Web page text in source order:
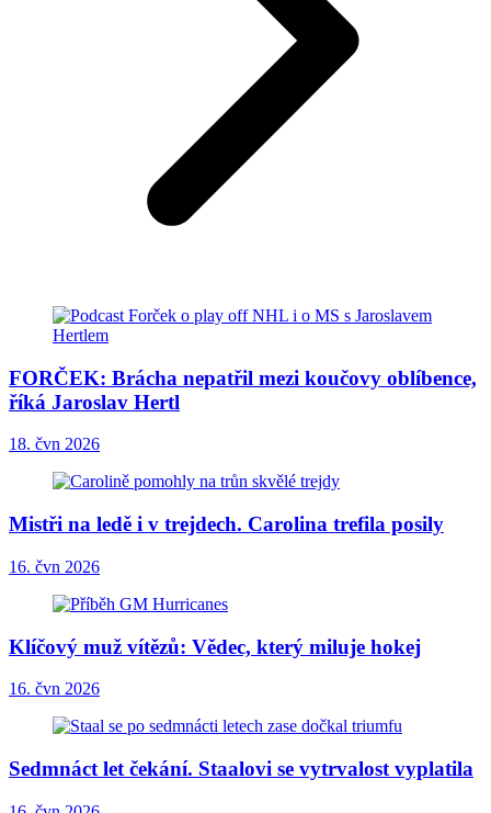
FORČEK: Brácha nepatřil mezi koučovy oblíbence,
říká Jaroslav Hertl
18. čvn 2026
Mistři na ledě i v trejdech. Carolina trefila posily
16. čvn 2026
Klíčový muž vítězů: Vědec, který miluje hokej
16. čvn 2026
Sedmnáct let čekání. Staalovi se vytrvalost vyplatila